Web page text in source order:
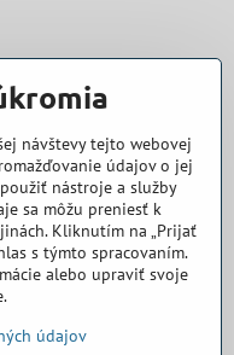
- Bratislava
návštevy tejto webovej
údajov o jej
nástroje a služby
sa môžu preniesť k
Kliknutím na „Prijať
s týmto spracovaním.
alebo upraviť svoje
údajov